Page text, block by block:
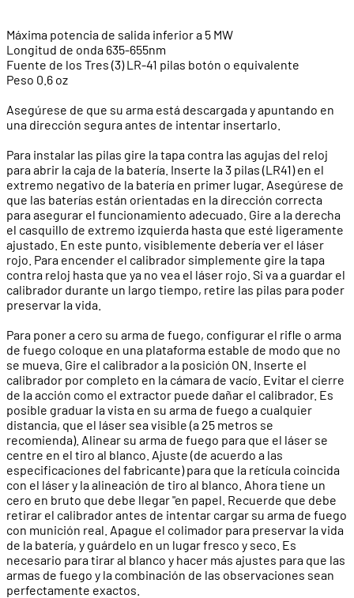
Máxima potencia de salida inferior a 5 MW
Longitud de onda 635-655nm
Fuente de los Tres (3) LR-41 pilas botón o equivalente
Peso 0.6 oz
Asegúrese de que su arma está descargada y apuntando en
una dirección segura antes de intentar insertarlo.
Para instalar las pilas gire la tapa contra las agujas del reloj
para abrir la caja de la batería. Inserte la 3 pilas (LR41) en el
extremo negativo de la batería en primer lugar. Asegúrese de
que las baterías están orientadas en la dirección correcta
para asegurar el funcionamiento adecuado. Gire a la derecha
el casquillo de extremo izquierda hasta que esté ligeramente
ajustado. En este punto, visiblemente debería ver el láser
rojo. Para encender el calibrador simplemente gire la tapa
contra reloj hasta que ya no vea el láser rojo. Si va a guardar el
calibrador durante un largo tiempo, retire las pilas para poder
preservar la vida.
Para poner a cero su arma de fuego, configurar el rifle o arma
de fuego coloque en una plataforma estable de modo que no
se mueva. Gire el calibrador a la posición ON. Inserte el
calibrador por completo en la cámara de vacío. Evitar el cierre
de la acción como el extractor puede dañar el calibrador. Es
posible graduar la vista en su arma de fuego a cualquier
distancia, que el láser sea visible (a 25 metros se
recomienda). Alinear su arma de fuego para que el láser se
centre en el tiro al blanco. Ajuste (de acuerdo a las
especificaciones del fabricante) para que la retícula coincida
con el láser y la alineación de tiro al blanco. Ahora tiene un
cero en bruto que debe llegar "en papel. Recuerde que debe
retirar el calibrador antes de intentar cargar su arma de fuego
con munición real. Apague el colimador para preservar la vida
de la batería, y guárdelo en un lugar fresco y seco. Es
necesario para tirar al blanco y hacer más ajustes para que las
armas de fuego y la combinación de las observaciones sean
perfectamente exactos.